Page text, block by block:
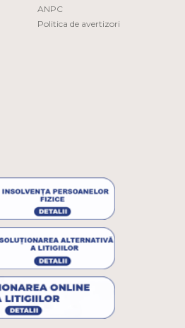
ANPC
Politica de avertizori